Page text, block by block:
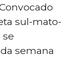
sul-mato-
se
semana